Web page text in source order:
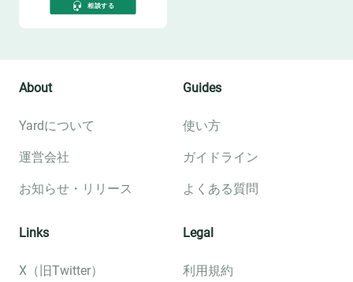
相談する
About
Yardについて
運営会社
お知らせ・リリース
Guides
使い方
ガイドライン
よくある質問
Links
X（旧Twitter）
Legal
利用規約